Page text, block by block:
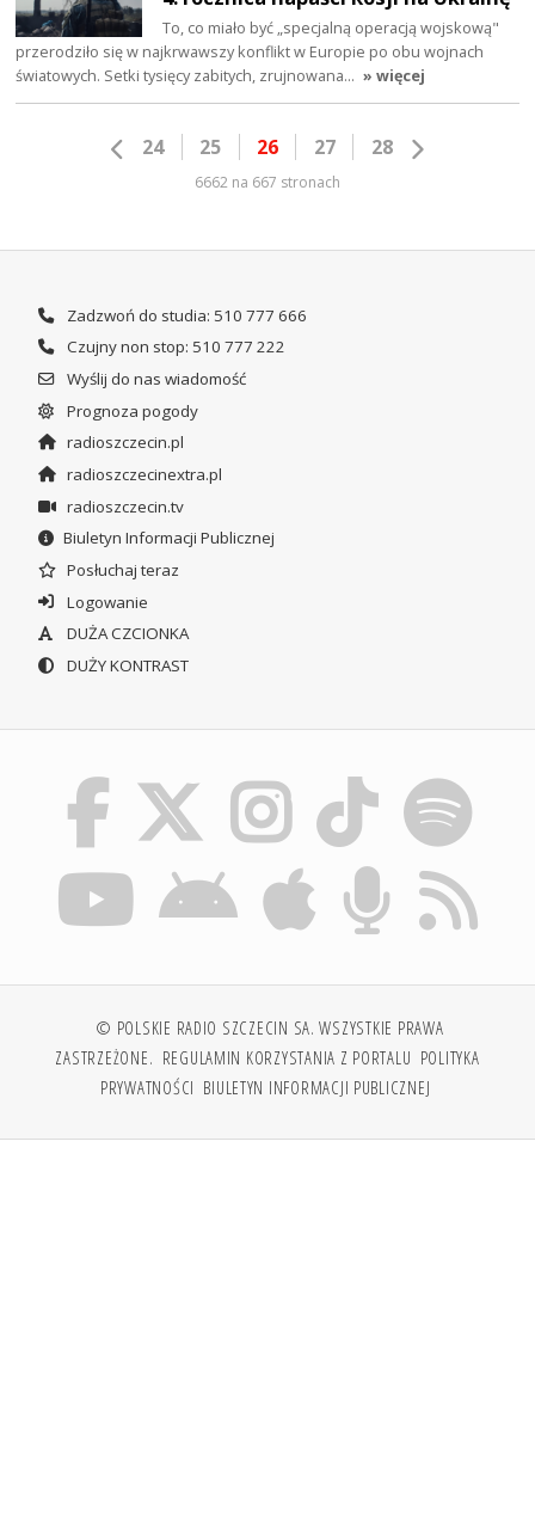
To, co miało być „specjalną operacją wojskową"
przerodziło się w najkrwawszy konflikt w Europie po obu wojnach
światowych. Setki tysięcy zabitych, zrujnowana… » więcej
24 25 26 27 28
6662 na 667 stronach
Zadzwoń do studia: 510 777 666
Czujny non stop: 510 777 222
Wyślij do nas wiadomość
Prognoza pogody
radioszczecin.pl
radioszczecinextra.pl
radioszczecin.tv
Biuletyn Informacji Publicznej
Posłuchaj teraz
Logowanie
DUŻA CZCIONKA
DUŻY KONTRAST
© POLSKIE RADIO SZCZECIN SA. WSZYSTKIE PRAWA
ZASTRZEŻONE. REGULAMIN KORZYSTANIA Z PORTALU POLITYKA
PRYWATNOŚCI BIULETYN INFORMACJI PUBLICZNEJ